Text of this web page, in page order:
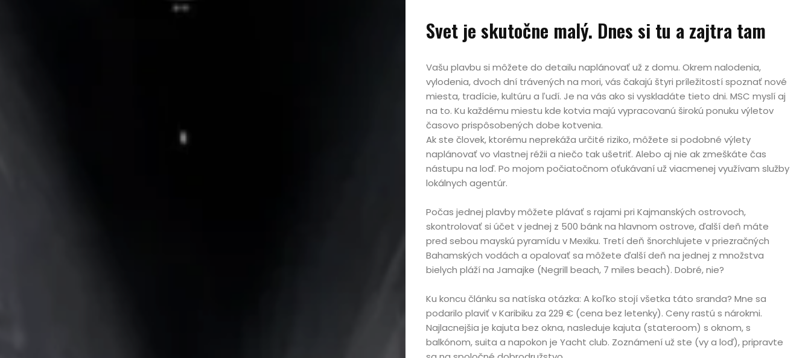
Vyhľadať
Svet je skutočne malý. Dnes si tu a zajtra tam
Vašu plavbu si môžete do detailu naplánovať už z domu. Okrem nalodenia,
vylodenia, dvoch dní trávených na mori, vás čakajú štyri príležitostí spoznať nové
miesta, tradície, kultúru a ľudí. Je na vás ako si vyskladáte tieto dni. MSC myslí aj
na to. Ku každému miestu kde kotvia majú vypracovanú širokú ponuku výletov
časovo prispôsobených dobe kotvenia.
Ak ste človek, ktorému neprekáža určité riziko, môžete si podobné výlety
naplánovať vo vlastnej réžii a niečo tak ušetriť. Alebo aj nie ak zmeškáte čas
nástupu na loď. Po mojom počiatočnom oťukávaní už viacmenej využívam služby
lokálnych agentúr.
Počas jednej plavby môžete plávať s rajami pri Kajmanských ostrovoch,
skontrolovať si účet v jednej z 500 bánk na hlavnom ostrove, ďalší deň máte
pred sebou mayskú pyramídu v Mexiku. Tretí deň šnorchlujete v priezračných
Bahamských vodách a opalovať sa môžete ďalší deň na jednej z množstva
bielych pláží na Jamajke (Negrill beach, 7 miles beach). Dobré, nie?
Ku koncu článku sa natíska otázka: A koľko stojí všetka táto sranda? Mne sa
podarilo plaviť v Karibiku za 229 € (cena bez letenky). Ceny rastú s nárokmi.
Najlacnejšia je kajuta bez okna, nasleduje kajuta (stateroom) s oknom, s
balkónom, suita a napokon je Yacht club. Zoznámení už ste (vy a loď), pripravte